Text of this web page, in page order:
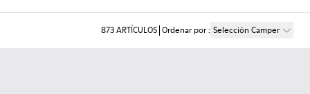
873ARTÍCULOS Ordenar por: Selección Camper